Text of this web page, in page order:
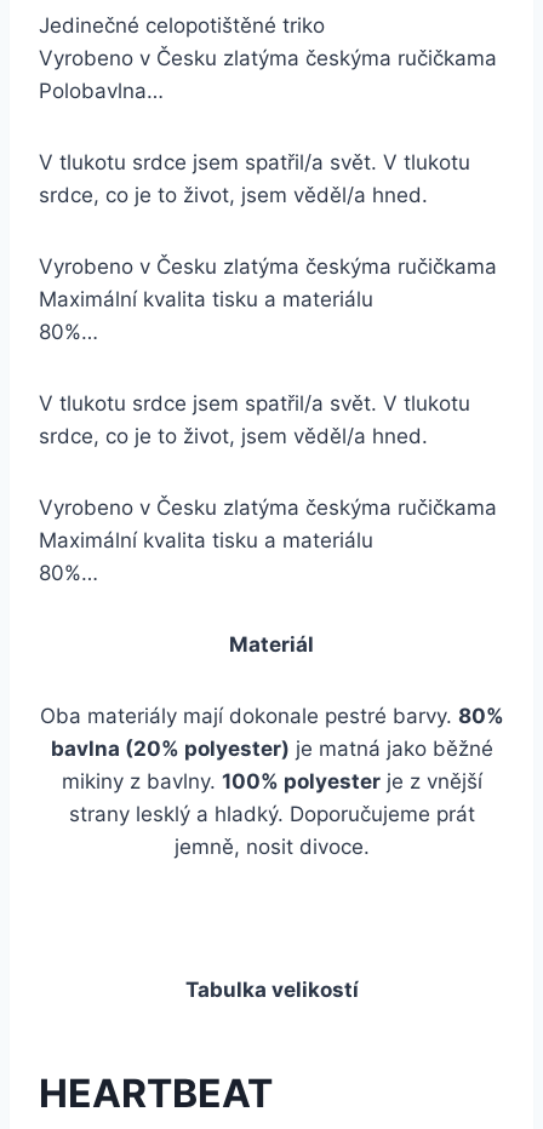
Jedinečné celopotištěné triko
Vyrobeno v Česku zlatýma českýma ručičkama
Polobavlna…
V tlukotu srdce jsem spatřil/a svět. V tlukotu
srdce, co je to život, jsem věděl/a hned.
Vyrobeno v Česku zlatýma českýma ručičkama
Maximální kvalita tisku a materiálu
80%…
V tlukotu srdce jsem spatřil/a svět. V tlukotu
srdce, co je to život, jsem věděl/a hned.
Vyrobeno v Česku zlatýma českýma ručičkama
Maximální kvalita tisku a materiálu
80%…
Materiál
Oba materiály mají dokonale pestré barvy. 80%
bavlna (20% polyester) je matná jako běžné
mikiny z bavlny. 100% polyesterje z vnější
strany lesklý a hladký. Doporučujeme prát
jemně, nosit divoce.
Tabulka velikostí
HEARTBEAT